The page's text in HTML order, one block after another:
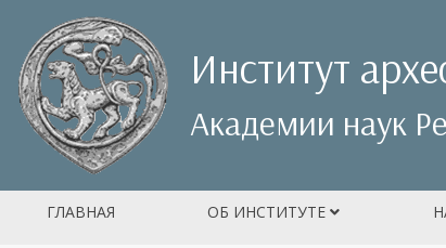
Институт
Академии наук
ГЛАВНАЯ ОБ ИНСТИТУТЕ